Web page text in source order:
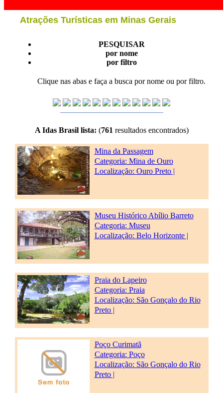
Atrações Turísticas em Minas Gerais
PESQUISAR
por nome
por filtro
Clique nas abas e faça a busca por nome ou por filtro.
A Idas Brasil lista: (761 resultados encontrados)
Mina da Passagem
Categoria: Mina de Ouro
Localização: Ouro Preto |
Museu Histórico Abílio Barreto
Categoria: Museu
Localização: Belo Horizonte |
Praia do Lapeiro
Categoria: Praia
Localização: São Gonçalo do Rio
Preto |
Poço Curimatã
Categoria: Poço
Localização: São Gonçalo do Rio
Preto |